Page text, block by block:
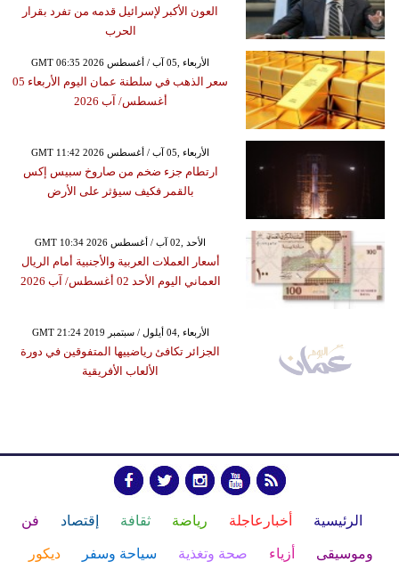
العون الأكبر لإسرائيل قدمه من تفرد بقرار
الحرب
GMT 06:35 2026 الأربعاء ,05 آب / أغسطس
سعر الذهب في سلطنة عمان اليوم الأربعاء 05
أغسطس/ آب 2026
GMT 11:42 2026 الأربعاء ,05 آب / أغسطس
ارتطام جزء ضخم من صاروخ سبيس إكس
بالقمر فكيف سيؤثر على الأرض
GMT 10:34 2026 الأحد ,02 آب / أغسطس
أسعار العملات العربية والأجنبية أمام الريال
العماني اليوم الأحد 02 أغسطس/ آب 2026
GMT 21:24 2019 الأربعاء ,04 أيلول / سبتمبر
الجزائر تكافئ رياضييها المتفوقين في دورة
الألعاب الأفريقية
الرئيسية أخبارعاجلة رياضة ثقافة إقتصاد فن
وموسيقى أزياء صحة وتغذية سياحة وسفر ديكور